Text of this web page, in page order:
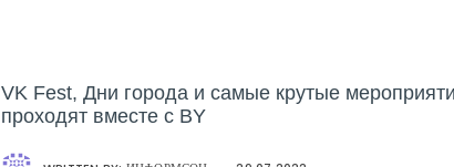
VK Fest, Дни города и самые крутые
проходят вместе с BY